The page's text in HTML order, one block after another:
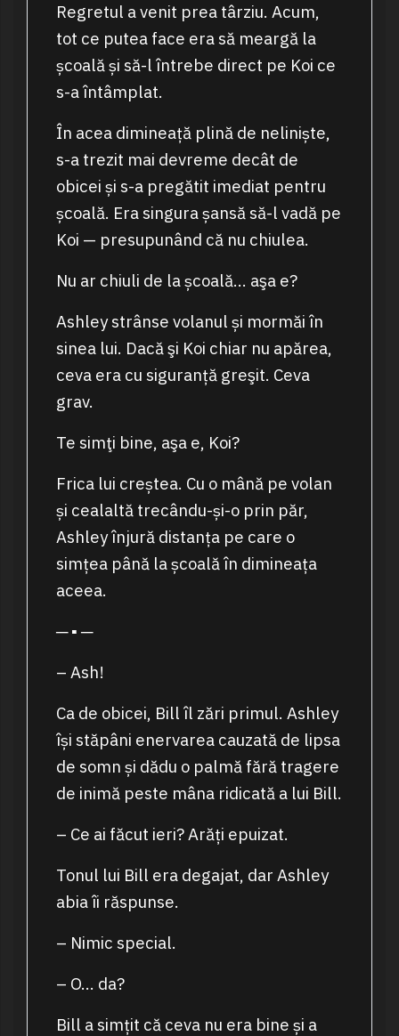
Regretul a venit prea târziu. Acum,
tot ce putea face era să meargă la
școală și să-l întrebe direct pe Koi ce
s-a întâmplat.
În acea dimineață plină de neliniște,
s-a trezit mai devreme decât de
obicei și s-a pregătit imediat pentru
școală. Era singura șansă să-l vadă pe
Koi — presupunând că nu chiulea.
Nu ar chiuli de la școală… aşa e?
Ashley strânse volanul și mormăi în
sinea lui. Dacă şi Koi chiar nu apărea,
ceva era cu siguranță greşit. Ceva
grav.
Te simţi bine, aşa e, Koi?
Frica lui creștea. Cu o mână pe volan
și cealaltă trecându-și-o prin păr,
Ashley înjură distanța pe care o
simțea până la școală în dimineața
aceea.
─ ▪ ─
– Ash!
Ca de obicei, Bill îl zări primul. Ashley
își stăpâni enervarea cauzată de lipsa
de somn și dădu o palmă fără tragere
de inimă peste mâna ridicată a lui Bill.
– Ce ai făcut ieri? Arăți epuizat.
Tonul lui Bill era degajat, dar Ashley
abia îi răspunse.
– Nimic special.
– O… da?
Bill a simțit că ceva nu era bine și a